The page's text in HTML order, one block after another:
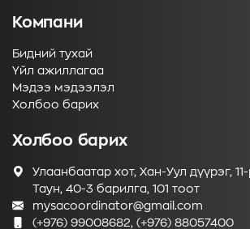
Компани
Бидний тухай
Үйл ажиллагаа
Мэдээ мэдээлэл
Холбоо барих
Холбоо барих
Улаанбаатар хот, Хан-Уул дүүрэг,
Таун, 40-3 барилга, 101 тоот
mysacoordinator@gmail.com
(+976) 99008682, (+976) 88057400